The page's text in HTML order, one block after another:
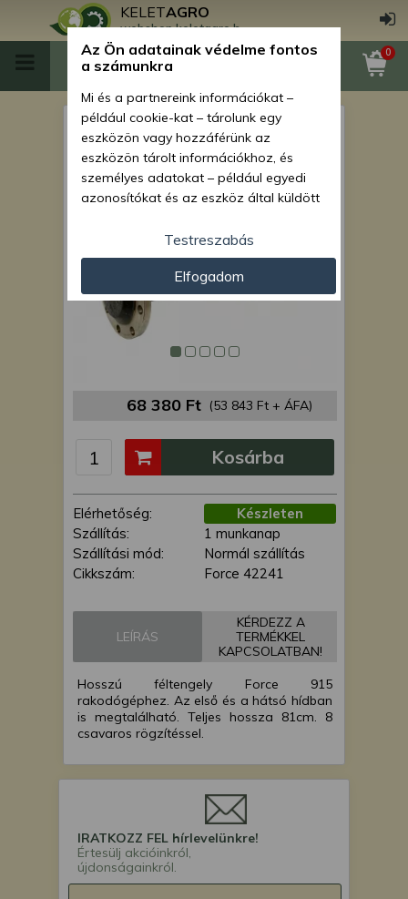
KELETAGRO
webshop.keletagro.hu
0
Force 915 féltengely, hosszú,
8 csavaros változat
68 380 Ft (53 843 Ft + ÁFA)
Elérhetőség:
Készleten
Szállítás:
1 munkanap
Szállítási mód:
Normál szállítás
Cikkszám:
Force 42241
Kosárba
LEÍRÁS
KÉRDEZZ A
TERMÉKKEL
KAPCSOLATBAN!
Hosszú féltengely Force 915
rakodógéphez. Az első és a hátsó hídban
is megtalálható. Teljes hossza 81cm. 8
csavaros rögzítéssel.
IRATKOZZ FEL hírlevelünkre!
Értesülj akcióinkról,
újdonságainkról.
Az Ön adatainak védelme fontos
a számunkra
Mi és a partnereink információkat –
például cookie-kat – tárolunk egy
eszközön vagy hozzáférünk az
eszközön tárolt információkhoz, és
személyes adatokat – például egyedi
azonosítókat és az eszköz által küldött
személyre szabott hirdetések és
tartalom nyújtásához, hirdetés- és
tartalomméréshez, nézettségi adatok
gyűjtéséhez, valamint termékek
kifejlesztéséhez és a termékek
javításához. Az Ön engedélyével mi és a
partnereink eszközleolvasásos
adatokat és azonosítási információkat
kattintva hozzájárulhat ahhoz, hogy mi
és a partnereink a fent leírtak szerint
adatkezelést végezzünk. Másik
lehetőségként a hozzájárulás
megadása vagy elutasítása előtt
részletesebb információkhoz juthat, és
megváltoztathatja beállításait. Felhívjuk
figyelmét, hogy személyes adatainak
szükséges az Ön hozzájárulása, de
jogában áll tiltakozni az ilyen jellegű
adatkezelés ellen. A beállításai csak erre
a weboldalra érvényesek. Erre a
webhelyre visszatérve vagy az
adatvédelmi szabályzatunk segítségével
bármikor megváltoztathatja a
Testreszabás
Elfogadom